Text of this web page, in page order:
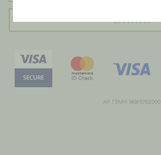
ΕΓΓΡΑΦΗ
ΑΡ. ΓΕΜΗ: 146610102000